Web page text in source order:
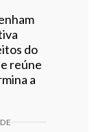
do
reúne
a